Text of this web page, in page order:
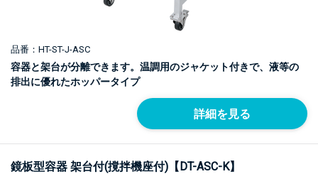
品番：HT-ST-J-ASC
容器と架台が分離できます。温調用のジャケット付きで、液等の
排出に優れたホッパータイプ
詳細を見る
鏡板型容器 架台付(撹拌機座付)【DT-ASC-K】